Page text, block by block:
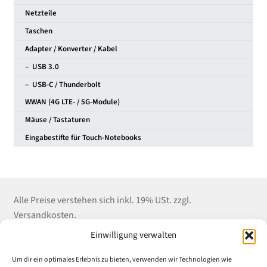
Einwilligung verwalten
Um dir ein optimales Erlebnis zu bieten, verwenden wir Technologien wie
Netzteile
Taschen
Adapter / Konverter / Kabel
– USB 3.0
– USB-C / Thunderbolt
WWAN (4G LTE- / 5G-Module)
Mäuse / Tastaturen
Eingabestifte für Touch-Notebooks
Alle Preise verstehen sich inkl. 19% USt. zzgl.
Versandkosten.
Shop Service Informationen